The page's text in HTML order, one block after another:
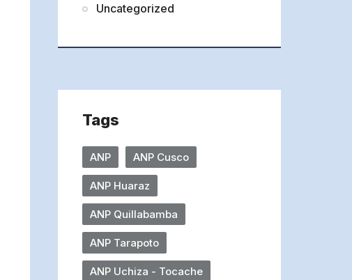
Uncategorized
Tags
ANP ANP Cusco
ANP Huaraz
ANP Quillabamba
ANP Tarapoto
ANP Uchiza - Tocache